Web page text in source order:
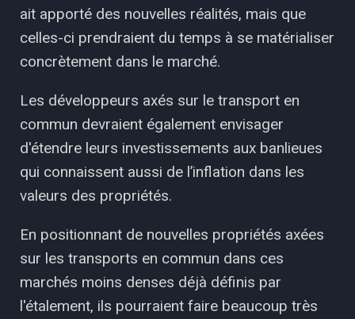
ait apporté des nouvelles réalités, mais que
celles-ci prendraient du temps à se matérialiser
concrètement dans le marché.
Les développeurs axés sur le transport en
commun devraient également envisager
d'étendre leurs investissements aux banlieues
qui connaissent aussi de l’inflation dans les
valeurs des propriétés.
En positionnant de nouvelles propriétés axées
sur les transports en commun dans ces
marchés moins denses déjà définis par
l'étalement, ils pourraient faire beaucoup très